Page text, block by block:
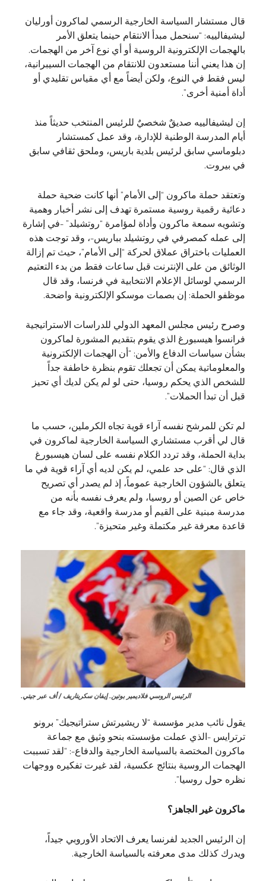
قال مستشار السياسة الخارجية الرسمي لماكرون أورليان
ليشيفالييه: “سنحمل مبدأ الانتقام حينما يتعلق الأمر
بالهجمات الإلكترونية الروسية أو أي نوع آخر من الهجمات.
إن هذا يعني أننا مستعدون للانتقام من الهجمات السيبرانية،
ليس فقط في النوع، ولكن أيضاً مع أي مقياس تقليدي أو
أداة أمنية أخرى”.
إن ليشيفالييه صديقٌ شخصيٌ للرئيس المنتخب حديثاً منذ
أيام المدرسة الوطنية للإدارة، وقد عمل كمستشار
دبلوماسي سابق لرئيس بلدية باريس، وملحق ثقافي سابق
في بيروت.
وتعتقد حملة ماكرون “إلى الأمام” أنها كانت ضحية حملة
دعائية رقمية روسية مستمرة تهدف إلى نشر أخبار وهمية
وتشويه سمعة ماكرون وأداة لمؤامرة “روتشيلد” -في إشارة
إلى عمله كمصرفي في روتشيلد بباريس-، وقد توجت هذه
العمليات باختراق عملاق لحركة “إلى الأمام”، حيث تم إزالة
الوثائق من على الإنترنت قبل ساعات فقط من بدء التعتيم
الرسمي لوسائل الإعلام الانتخابية في فرنسا، وقد قال
موظفو الحملة: إن بصمات موسكو الإلكترونية واضحة.
وصرح رئيس مجلس المعهد الدولي للدراسات الاستراتيجية
فرانسوا هيسبورغ الذي يقوم بتقديم المشورة لماكرون
بشأن سياسات الدفاع والأمن: “أن الهجمات الإلكترونية
والمعلوماتية يمكن أن تجعلك تقوم بنظرة خاطفة جداً
للشخص الذي يحكم روسيا، حتى لو لم يكن لديك أي تحيز
قبل أن تبدأ الحملات”.
لم تكن للمرشح نفسه آراء قوية تجاه الكرملين، حسب ما
قال لي أقرب مستشاري السياسة الخارجية لماكرون في
بداية الحملة، وقد تردد الكلام نفسه على لسان هيسبورغ
الذي قال: “على حد علمي، لم يكن لديه أي آراء قوية في ما
يتعلق بالشؤون الخارجية عموماً، إذ لم يصدر أي تصريح
خاص عن الصين أو روسيا، ولم يعرف نفسه بأنه من
مدرسة مبنية على القيم أو مدرسة واقعية، وقد جاء مع
قاعدة معرفة غير مكتملة وغير متحيزة”.
الرئيس الروسي فلاديمير بوتين. إيفان سكريتاريف / أف عبر جيتي.
يقول نائب مدير مؤسسة “لا ريشيرتش ستراتيجيك” برونو
ترترايس -الذي عملت مؤسسته بنحو وثيق مع جماعة
ماكرون المختصة بالسياسة الخارجية والدفاع-: “لقد تسببت
الهجمات الروسية بنتائج عكسية، لقد غيرت تفكيره ووجهات
نظره حول روسيا”.
ماكرون غير الجاهز؟
إن الرئيس الجديد لفرنسا يعرف الاتحاد الأوروبي جيداً،
ويدرك كذلك مدى معرفته بالسياسة الخارجية.